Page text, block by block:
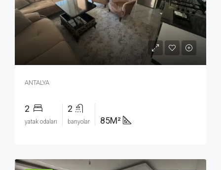
ANTALYA
2
yatak odaları
2
banyolar 85M²